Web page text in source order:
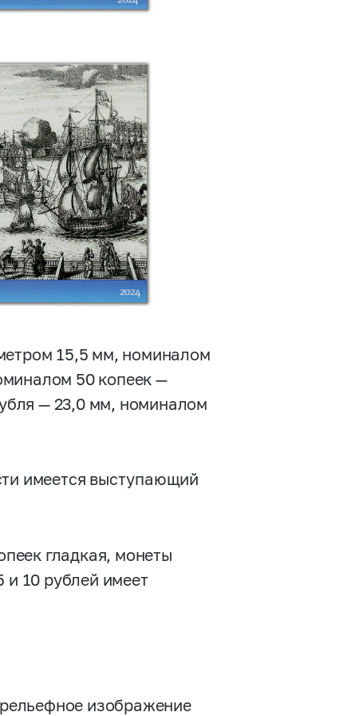
15,5 мм, номиналом
50 копеек —
— 23,0 мм, номиналом
имеется выступающий
гладкая, монеты
10 рублей имеет
изображение